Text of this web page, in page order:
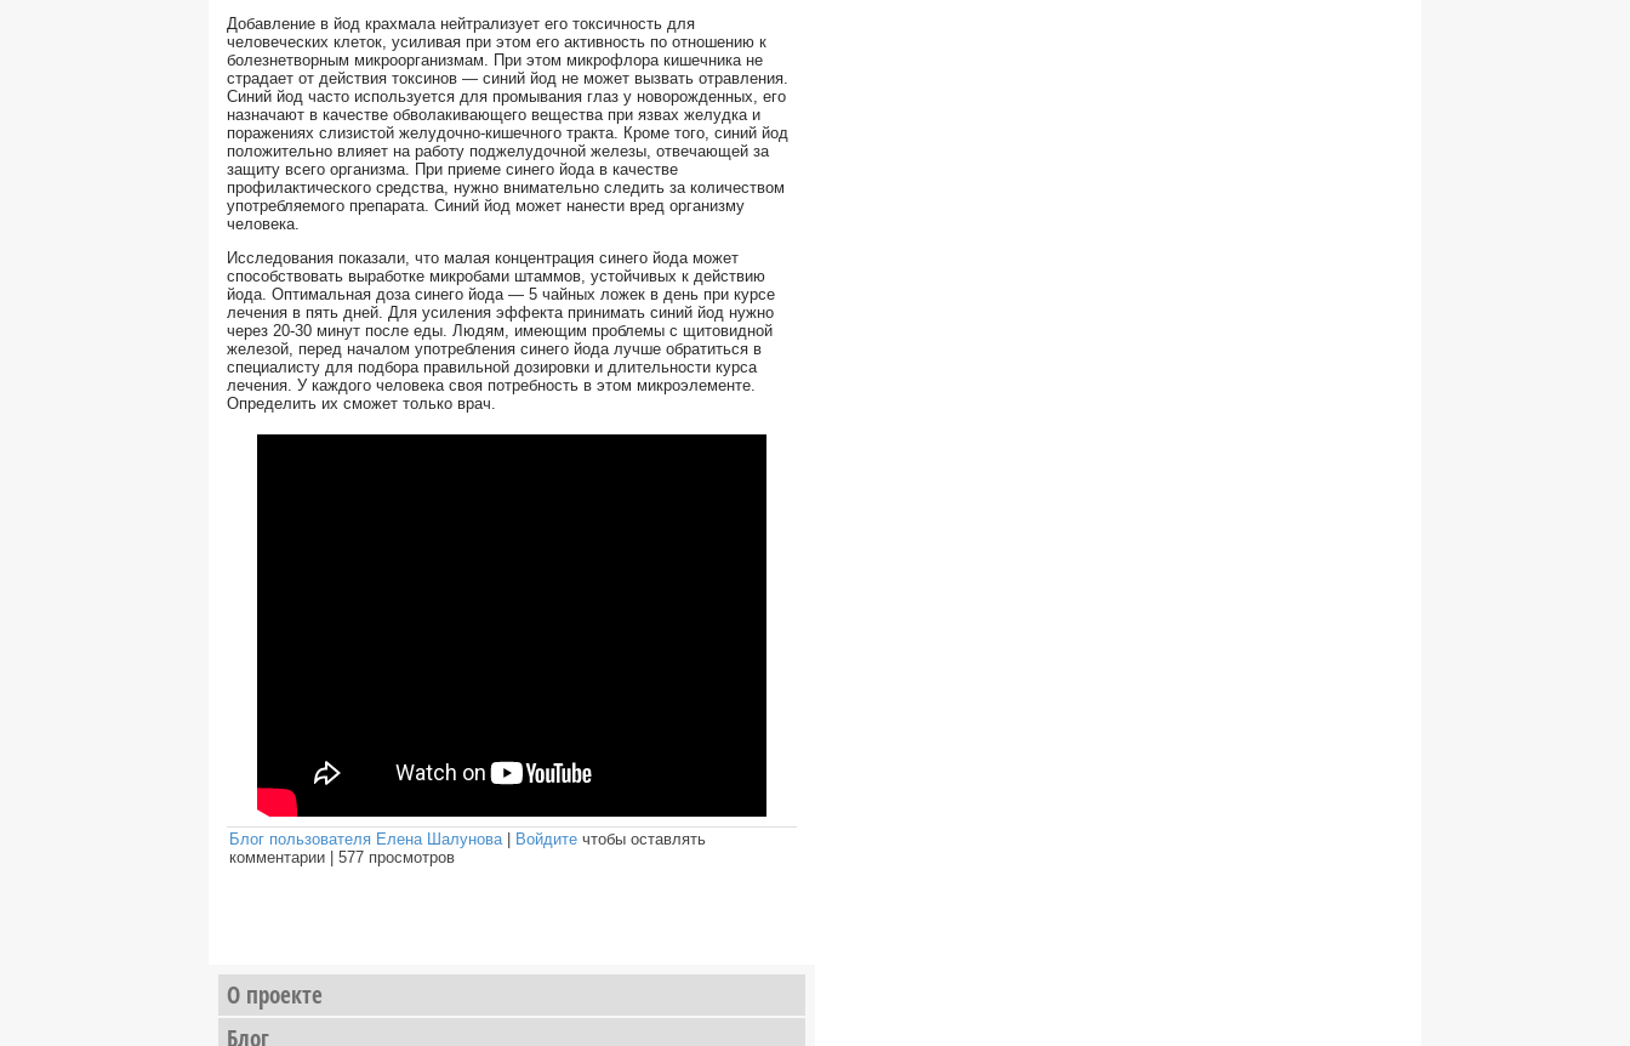
Добавление в йод крахмала нейтрализует его токсичность для
человеческих клеток, усиливая при этом его активность по отношению к
болезнетворным микроорганизмам. При этом микрофлора кишечника не
страдает от действия токсинов — синий йод не может вызвать отравления.
Синий йод часто используется для промывания глаз у новорожденных, его
назначают в качестве обволакивающего вещества при язвах желудка и
поражениях слизистой желудочно-кишечного тракта. Кроме того, синий йод
положительно влияет на работу поджелудочной железы, отвечающей за
защиту всего организма. При приеме синего йода в качестве
профилактического средства, нужно внимательно следить за количеством
употребляемого препарата. Cиний йод может нанести вред организму
человека.
Исследования показали, что малая концентрация синего йода может
способствовать выработке микробами штаммов, устойчивых к действию
йода. Оптимальная доза синего йода — 5 чайных ложек в день при курсе
лечения в пять дней. Для усиления эффекта принимать синий йод нужно
через 20-30 минут после еды. Людям, имеющим проблемы с щитовидной
железой, перед началом употребления синего йода лучше обратиться в
специалисту для подбора правильной дозировки и длительности курса
лечения. У каждого человека своя потребность в этом микроэлементе.
Определить их сможет только врач.
Блог пользователя Елена Шалунова | Войдите чтобы оставлять
комментарии | 577 просмотров
О проекте
Блог